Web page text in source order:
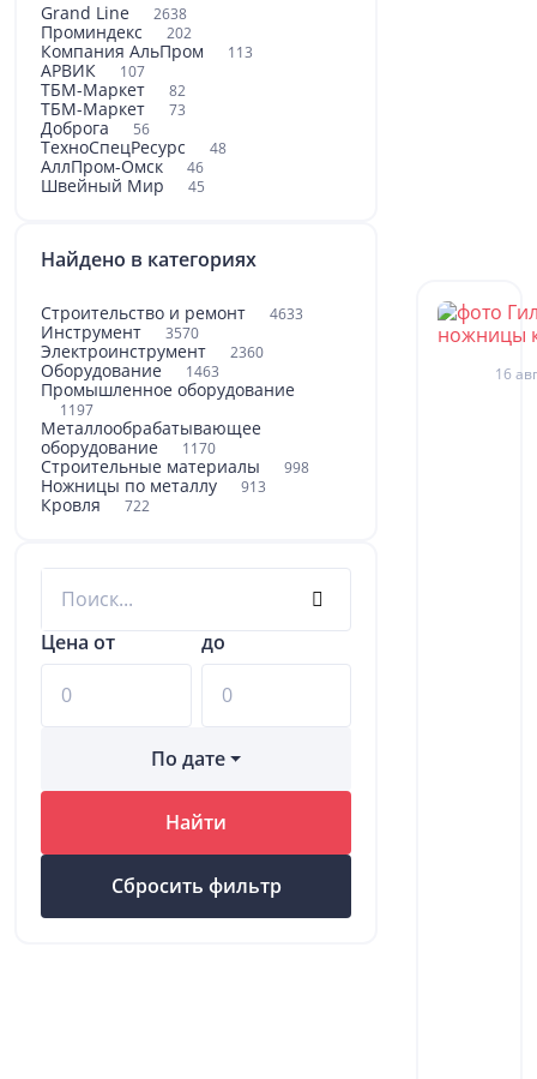
Grand Line 2638
Проминдекс 202
Компания АльПром 113
АРВИК 107
ТБМ-Маркет 82
ТБМ-Маркет 73
Доброга 56
ТехноСпецРесурс 48
АллПром-Омск 46
Швейный Мир 45
Найдено в категориях
Строительство и ремонт 4633
Инструмент 3570
Электроинструмент 2360
Оборудование 1463
Промышленное оборудование
1197
Металлообрабатывающее
оборудование
1170
Строительные материалы 998
Ножницы по металлу 913
Кровля 722
Цена от до
По дате
Найти
Сбросить фильтр
16